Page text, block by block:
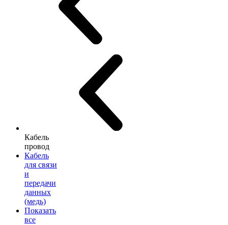
Кабель
провод
Кабель
для связи
и
передачи
данных
(медь)
Показать
все